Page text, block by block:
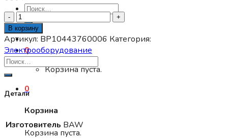
Искать:
0
Корзина пуста.
0
Корзина
Корзина пуста.
Количество
товара
Датчик
спидометра
BAW
1044/1065
Е2
24V
(Тонкий
вал)
В корзину
Артикул: BP10443760006 Категория:
Электрооборудование
Детали
Изготовитель BAW